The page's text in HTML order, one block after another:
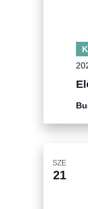
SZE
21